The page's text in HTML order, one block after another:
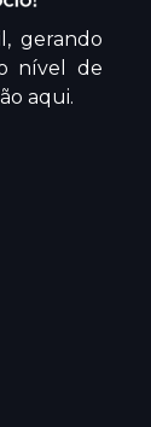
gerando
nível de
aqui.